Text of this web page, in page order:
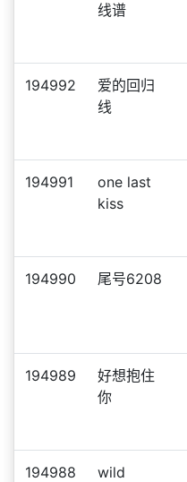
线谱
194992
爱的回归
线
194991
one last
kiss
194990 尾号6208
194989
好想抱住
你
194988 wild